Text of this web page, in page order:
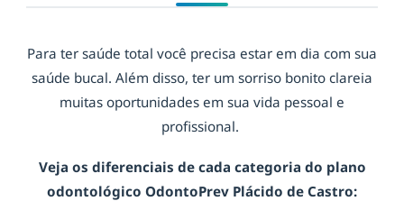
Para ter saúde total você precisa estar em dia com sua
saúde bucal. Além disso, ter um sorriso bonito clareia
muitas oportunidades em sua vida pessoal e
profissional.
Veja os diferenciais de cada categoria do plano
odontológico OdontoPrev Plácido de Castro: